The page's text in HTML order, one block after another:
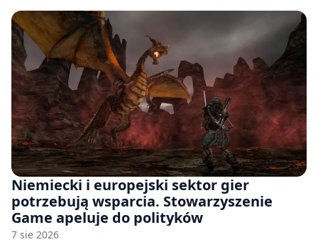
Niemiecki i europejski sektor gier
potrzebują wsparcia. Stowarzyszenie
Game apeluje do polityków
7 sie 2026